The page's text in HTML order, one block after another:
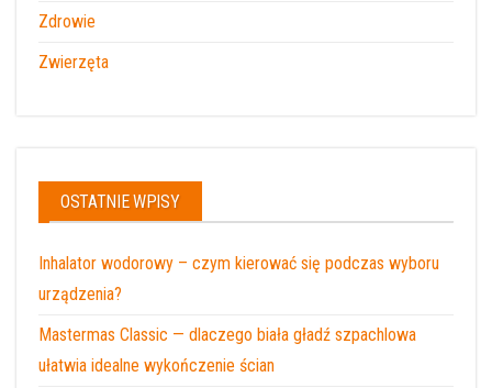
Zdrowie
Zwierzęta
OSTATNIE WPISY
Inhalator wodorowy – czym kierować się podczas wyboru
urządzenia?
Mastermas Classic — dlaczego biała gładź szpachlowa
ułatwia idealne wykończenie ścian